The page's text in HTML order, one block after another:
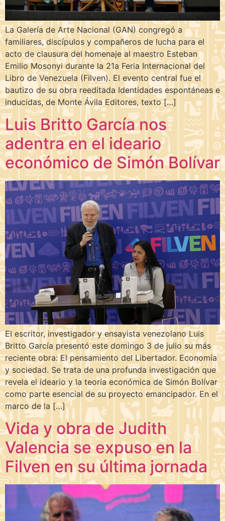
La Galería de Arte Nacional (GAN) congregó a
familiares, discípulos y compañeros de lucha para el
acto de clausura del homenaje al maestro Esteban
Emilio Mosonyi durante la 21a Feria Internacional del
Libro de Venezuela (Filven). El evento central fue el
bautizo de su obra reeditada Identidades espontáneas e
inducidas, de Monte Ávila Editores, texto […]
Luis Britto García nos
adentra en el ideario
económico de Simón Bolívar
El escritor, investigador y ensayista venezolano Luis
Britto García presentó este domingo 3 de julio su más
reciente obra: El pensamiento del Libertador. Economía
y sociedad. Se trata de una profunda investigación que
revela el ideario y la teoría económica de Simón Bolívar
como parte esencial de su proyecto emancipador. En el
marco de la […]
Vida y obra de Judith
Valencia se expuso en la
Filven en su última jornada